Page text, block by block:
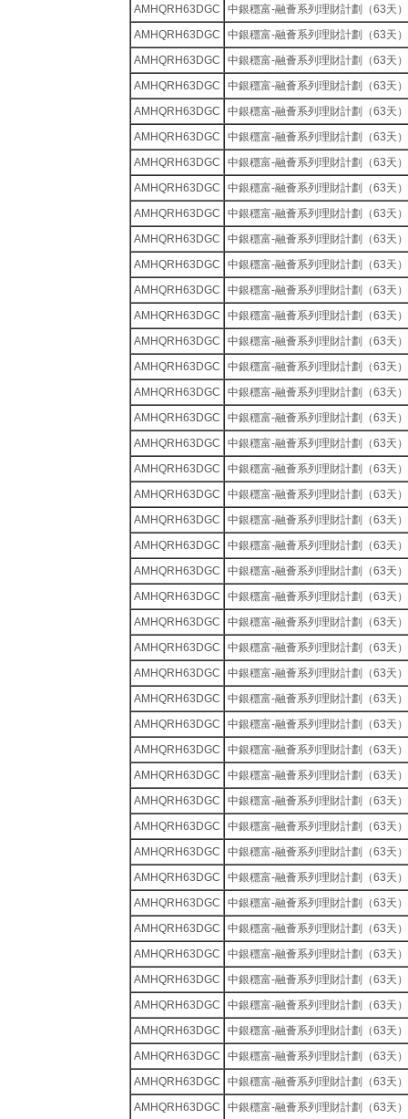
AMHQRH63DGC
中銀穩富-融薈系列理財計劃（63天）
AMHQRH63DGC
中銀穩富-融薈系列理財計劃（63天）
AMHQRH63DGC
中銀穩富-融薈系列理財計劃（63天）
AMHQRH63DGC
中銀穩富-融薈系列理財計劃（63天）
AMHQRH63DGC
中銀穩富-融薈系列理財計劃（63天）
AMHQRH63DGC
中銀穩富-融薈系列理財計劃（63天）
AMHQRH63DGC
中銀穩富-融薈系列理財計劃（63天）
AMHQRH63DGC
中銀穩富-融薈系列理財計劃（63天）
AMHQRH63DGC
中銀穩富-融薈系列理財計劃（63天）
AMHQRH63DGC
中銀穩富-融薈系列理財計劃（63天）
AMHQRH63DGC
中銀穩富-融薈系列理財計劃（63天）
AMHQRH63DGC
中銀穩富-融薈系列理財計劃（63天）
AMHQRH63DGC
中銀穩富-融薈系列理財計劃（63天）
AMHQRH63DGC
中銀穩富-融薈系列理財計劃（63天）
AMHQRH63DGC
中銀穩富-融薈系列理財計劃（63天）
AMHQRH63DGC
中銀穩富-融薈系列理財計劃（63天）
AMHQRH63DGC
中銀穩富-融薈系列理財計劃（63天）
AMHQRH63DGC
中銀穩富-融薈系列理財計劃（63天）
AMHQRH63DGC
中銀穩富-融薈系列理財計劃（63天）
AMHQRH63DGC
中銀穩富-融薈系列理財計劃（63天）
AMHQRH63DGC
中銀穩富-融薈系列理財計劃（63天）
AMHQRH63DGC
中銀穩富-融薈系列理財計劃（63天）
AMHQRH63DGC
中銀穩富-融薈系列理財計劃（63天）
AMHQRH63DGC
中銀穩富-融薈系列理財計劃（63天）
AMHQRH63DGC
中銀穩富-融薈系列理財計劃（63天）
AMHQRH63DGC
中銀穩富-融薈系列理財計劃（63天）
AMHQRH63DGC
中銀穩富-融薈系列理財計劃（63天）
AMHQRH63DGC
中銀穩富-融薈系列理財計劃（63天）
AMHQRH63DGC
中銀穩富-融薈系列理財計劃（63天）
AMHQRH63DGC
中銀穩富-融薈系列理財計劃（63天）
AMHQRH63DGC
中銀穩富-融薈系列理財計劃（63天）
AMHQRH63DGC
中銀穩富-融薈系列理財計劃（63天）
AMHQRH63DGC
中銀穩富-融薈系列理財計劃（63天）
AMHQRH63DGC
中銀穩富-融薈系列理財計劃（63天）
AMHQRH63DGC
中銀穩富-融薈系列理財計劃（63天）
AMHQRH63DGC
中銀穩富-融薈系列理財計劃（63天）
AMHQRH63DGC
中銀穩富-融薈系列理財計劃（63天）
AMHQRH63DGC
中銀穩富-融薈系列理財計劃（63天）
AMHQRH63DGC
中銀穩富-融薈系列理財計劃（63天）
AMHQRH63DGC
中銀穩富-融薈系列理財計劃（63天）
AMHQRH63DGC
中銀穩富-融薈系列理財計劃（63天）
AMHQRH63DGC
中銀穩富-融薈系列理財計劃（63天）
AMHQRH63DGC
中銀穩富-融薈系列理財計劃（63天）
AMHQRH63DGC
中銀穩富-融薈系列理財計劃（63天）